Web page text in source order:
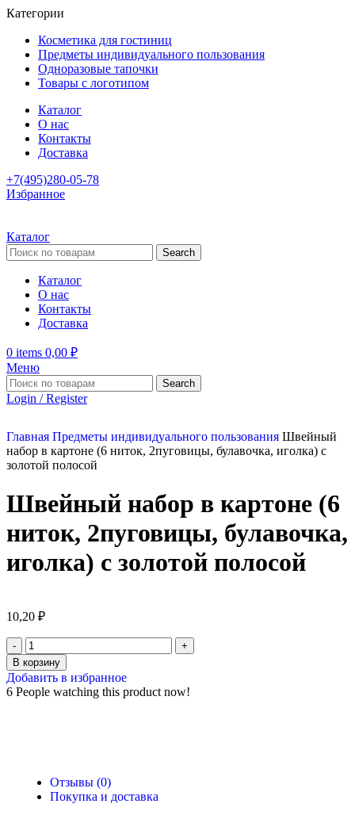
Категории
Косметика для гостиниц
Предметы индивидуального пользования
Одноразовые тапочки
Товары с логотипом
Каталог
О нас
Контакты
Доставка
+7(495)280-05-78
Избранное
Каталог
Search
Каталог
О нас
Контакты
Доставка
0 items 0,00 ₽
Меню
Search
Login / Register
Главная Предметы индивидуального пользования Швейный
набор в картоне (6 ниток, 2пуговицы, булавочка, иголка) с
золотой полосой
Швейный набор в картоне (6
ниток, 2пуговицы, булавочка,
иголка) с золотой полосой
10,20 ₽
В корзину
Добавить в избранное
6 People watching this product now!
Отзывы (0)
Покупка и доставка